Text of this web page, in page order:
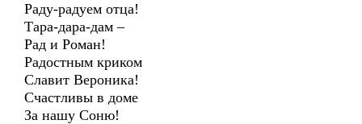
Раду-радуем отца!
Тара-дара-дам –
Рад и Роман!
Радостным криком
Славит Вероника!
Счастливы в доме
За нашу Соню!